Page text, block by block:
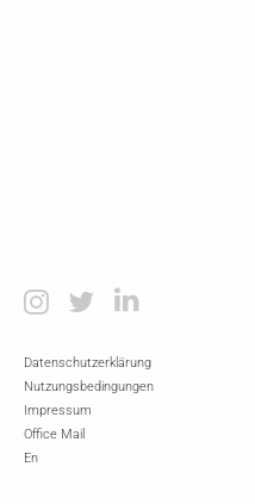
Datenschutzerklärung
Nutzungsbedingungen
Impressum
Office Mail
En